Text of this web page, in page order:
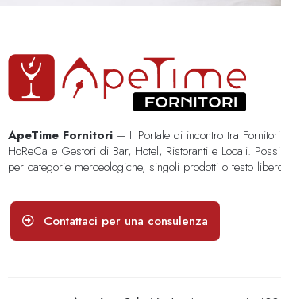
ApeTime Fornitori – Il Portale di incontro tra
HoReCa e Gestori di Bar, Hotel, Ristoranti e Locali.
per categorie merceologiche, singoli prodotti o testo
Contattaci per una consulenza